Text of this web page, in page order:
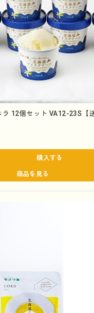
12個セット VA12-23S【
購入する
商品を見る